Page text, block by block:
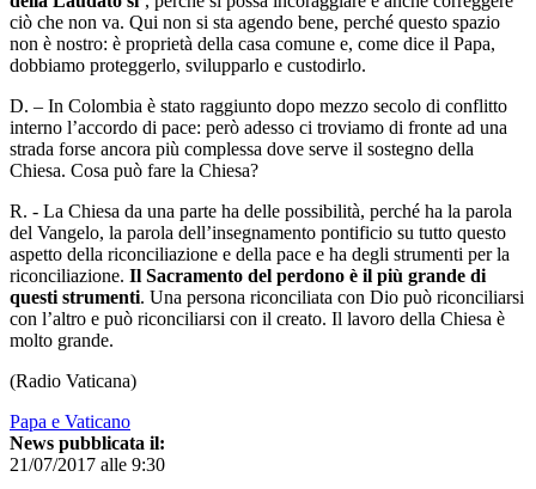
ciò che non va. Qui non si sta agendo bene, perché questo spazio
non è nostro: è proprietà della casa comune e, come dice il Papa,
dobbiamo proteggerlo, svilupparlo e custodirlo.
D. – In Colombia è stato raggiunto dopo mezzo secolo di conflitto
interno l’accordo di pace: però adesso ci troviamo di fronte ad una
strada forse ancora più complessa dove serve il sostegno della
Chiesa. Cosa può fare la Chiesa?
R. - La Chiesa da una parte ha delle possibilità, perché ha la parola
del Vangelo, la parola dell’insegnamento pontificio su tutto questo
aspetto della riconciliazione e della pace e ha degli strumenti per la
riconciliazione. Il Sacramento del perdono è il più grande di
questi strumenti. Una persona riconciliata con Dio può riconciliarsi
con l’altro e può riconciliarsi con il creato. Il lavoro della Chiesa è
molto grande.
(Radio Vaticana)
Papa e Vaticano
News pubblicata il:
21/07/2017 alle 9:30